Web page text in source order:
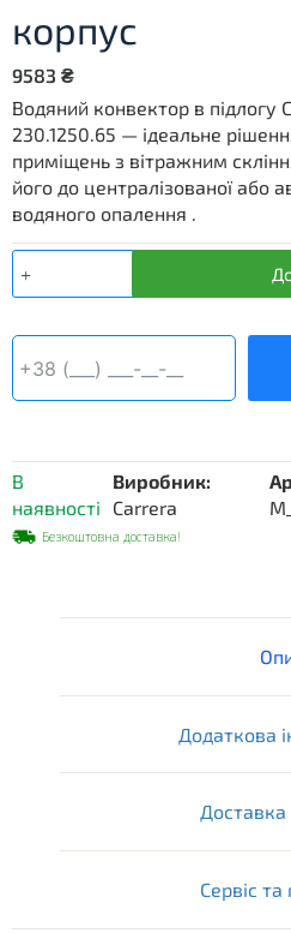
корпус
9583 ₴
Водяний конвектор в підлогу
230.1250.65 — ідеальне
приміщень з вітражним
його до централізованої або
водяного опалення .
Водяний
внутрішньопідлоговий
Carrera
M,
230×1250×65
корпус
кількість
В
наявності
Виробник:
Carrera
Безкоштовна доставка!
Додаткова
Доставка
Сервіс та